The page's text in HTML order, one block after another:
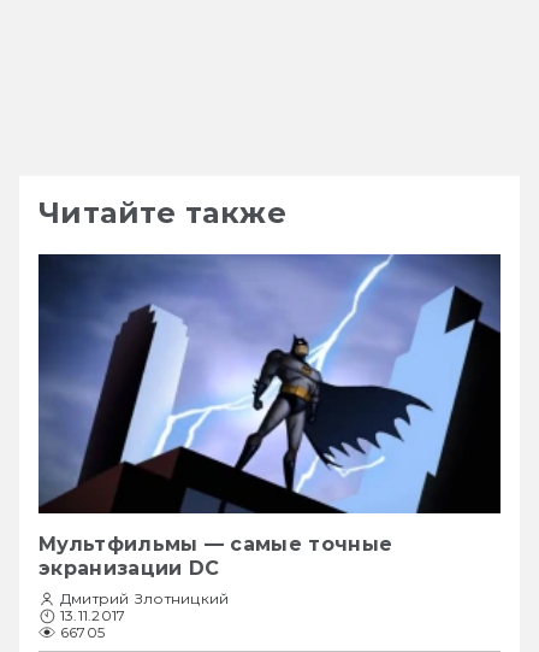
Читайте также
Мультфильмы — самые точные
экранизации DC
Дмитрий Злотницкий
13.11.2017
66705